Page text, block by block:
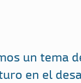
un tema
en el